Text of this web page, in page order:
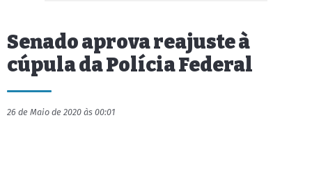
Senado aprova reajuste à
cúpula da Polícia Federal
26 de Maio de 2020 às 00:01